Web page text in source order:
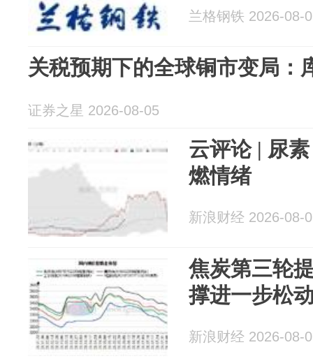
兰格钢铁 2026-08-
关税预期下的全球铜市变局：
证券之星 2026-08-05
云评论 | 尿
燃情绪
新浪财经 2026-08-
焦炭第三轮
撑进一步松
新浪财经 2026-08-